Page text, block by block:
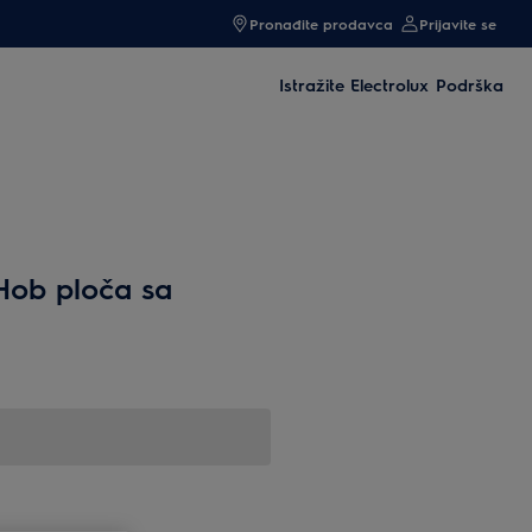
Pronađite prodavca Prijavite se
Istražite Electrolux Podrška
ploča sa